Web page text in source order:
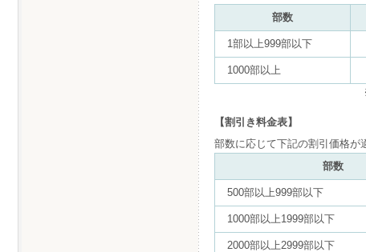
部数
1部以上999部以下
1000部以上
【割引き料金表】
部数に応じて下記の割引価格が
部数
500部以上999部以下
1000部以上1999部以下
2000部以上2999部以下